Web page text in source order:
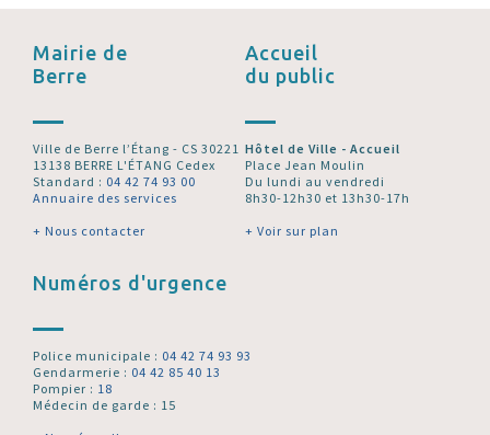
Mairie de
Berre
Ville de Berre l’Étang - CS 30221
13138 BERRE L'ÉTANG Cedex
Standard : 04 42 74 93 00
Annuaire des services
+ Nous contacter
Accueil
du public
Hôtel de Ville - Accueil
Place Jean Moulin
Du lundi au vendredi
8h30-12h30 et 13h30-17h
+ Voir sur plan
Numéros d'urgence
Police municipale : 04 42 74 93 93
Gendarmerie : 04 42 85 40 13
Pompier : 18
Médecin de garde : 15